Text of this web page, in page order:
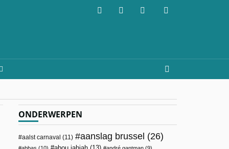
ONDERWERPEN
aalst carnaval (11) aanslag brussel (26)